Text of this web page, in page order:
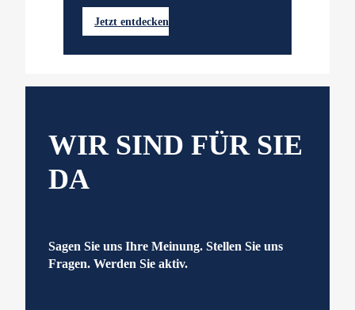
Jetzt entdecken
WIR SIND FÜR SIE
DA
Sagen Sie uns Ihre Meinung. Stellen Sie uns
Fragen. Werden Sie aktiv.